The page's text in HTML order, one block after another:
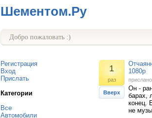
Шементом.Ру
Добро пожаловать :)
Регистрация
Вход
Прислать
Категории
Все
Автомобили
1
раз
Вверх
1080p
Он -
барах,
конец.
не